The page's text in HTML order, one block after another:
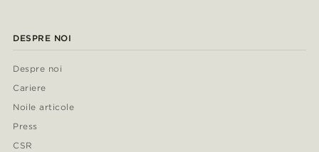
DESPRE NOI
Despre noi
Cariere
Noile articole
Press
CSR